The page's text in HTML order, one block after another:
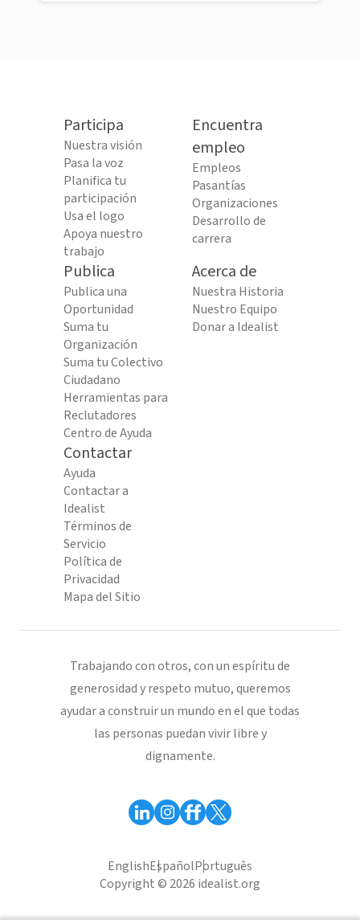
Participa
Nuestra visión
Pasa la voz
Planifica tu
participación
Usa el logo
Apoya nuestro
trabajo
Encuentra
empleo
Empleos
Pasantías
Organizaciones
Desarrollo de
carrera
Publica
Publica una
Oportunidad
Suma tu
Organización
Suma tu Colectivo
Ciudadano
Herramientas para
Reclutadores
Centro de Ayuda
Acerca de
Nuestra Historia
Nuestro Equipo
Donar a Idealist
Contactar
Ayuda
Contactar a
Idealist
Términos de
Servicio
Política de
Privacidad
Mapa del Sitio
Trabajando con otros, con un espíritu de
generosidad y respeto mutuo, queremos
ayudar a construir un mundo en el que todas
las personas puedan vivir libre y
dignamente.
EnglishEspañolPortuguês
Copyright © 2026 idealist.org